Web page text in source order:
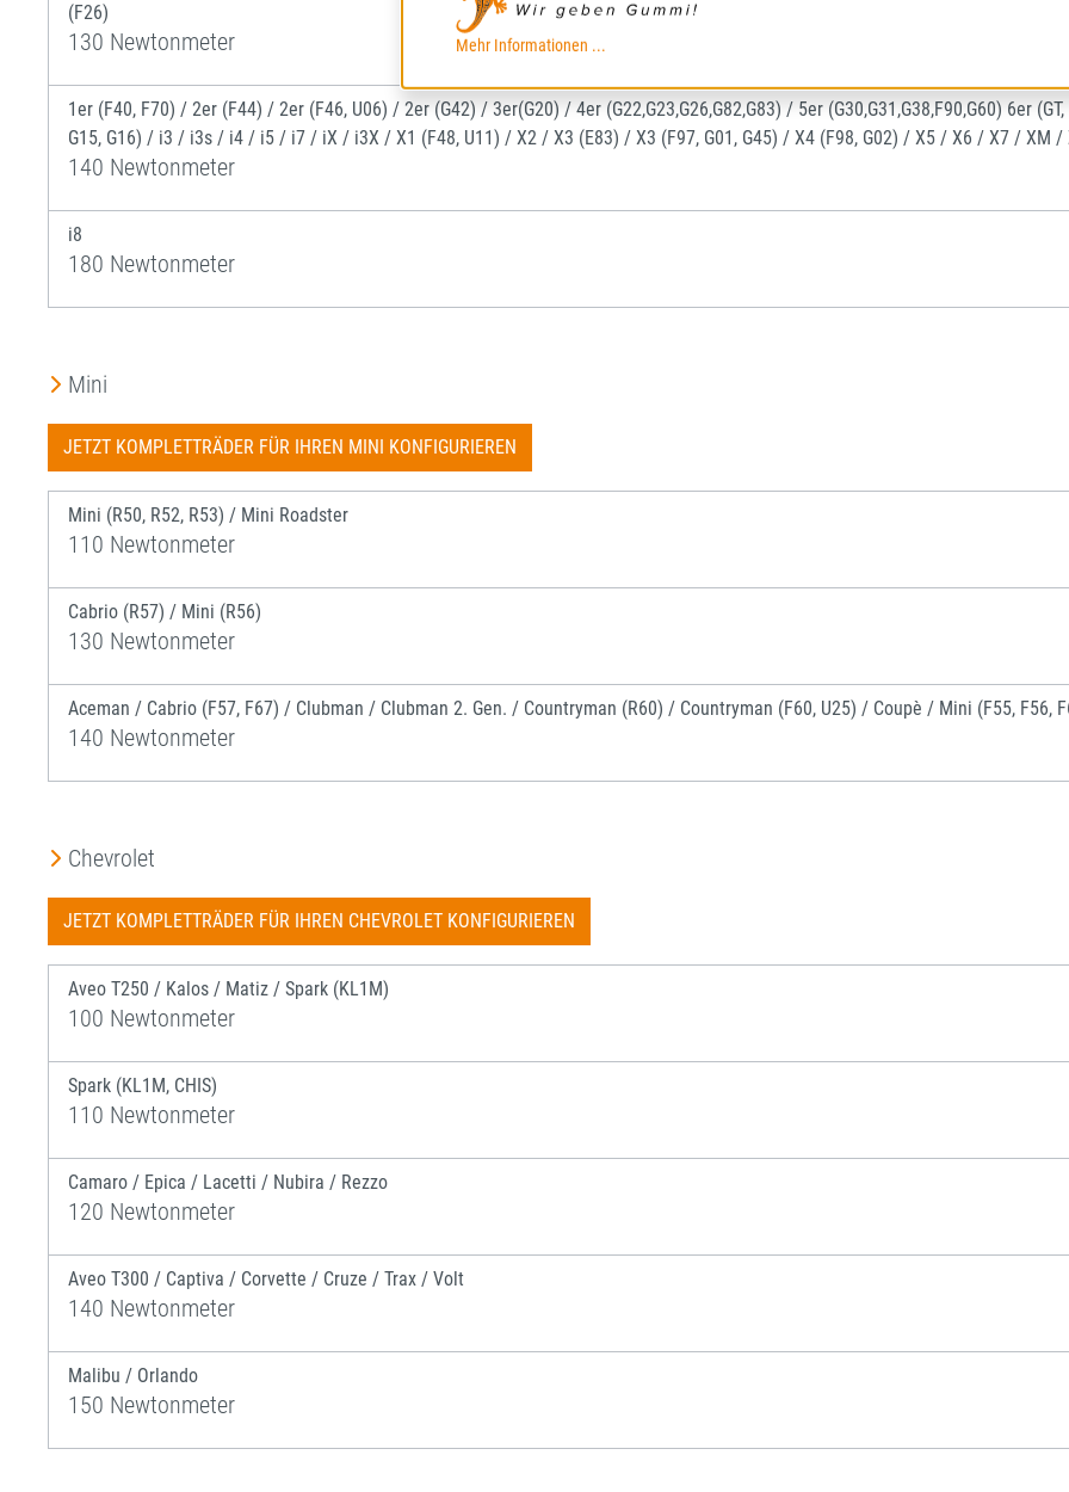
(F26)
130 Newtonmeter
1er (F40, F70) / 2er (F44) / 2er (F46, U06) / 2er (G42) / 3er(G20) / 4er (G22,G23,G26,G82,G83) / 5er (G30,G31,G38,F90,G60) 6er
G15, G16) / i3 / i3s / i4 / i5 / i7 / iX / i3X / X1 (F48, U11) / X2 / X3 (E83) / X3 (F97, G01, G45) / X4 (F98, G02) / X5 / X6 / X7 / XM /
140 Newtonmeter
i8
180 Newtonmeter
Mini
JETZT KOMPLETTRÄDER FÜR IHREN MINI KONFIGURIEREN
Mini (R50, R52, R53) / Mini Roadster
110 Newtonmeter
Cabrio (R57) / Mini (R56)
130 Newtonmeter
Aceman / Cabrio (F57, F67) / Clubman / Clubman 2. Gen. / Countryman (R60) / Countryman (F60, U25) / Coupè / Mini (F55, F56,
140 Newtonmeter
Chevrolet
JETZT KOMPLETTRÄDER FÜR IHREN CHEVROLET KONFIGURIEREN
Aveo T250 / Kalos / Matiz / Spark (KL1M)
100 Newtonmeter
Spark (KL1M, CHIS)
110 Newtonmeter
Camaro / Epica / Lacetti / Nubira / Rezzo
120 Newtonmeter
Aveo T300 / Captiva / Corvette / Cruze / Trax / Volt
140 Newtonmeter
Malibu / Orlando
150 Newtonmeter
Mehr Informationen ...